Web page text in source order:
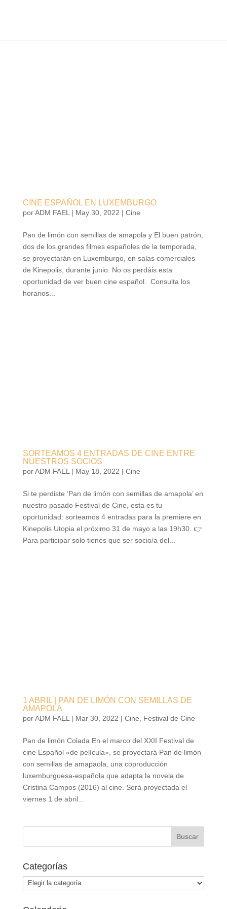
CINE ESPAÑOL EN LUXEMBURGO
porADM FAEL | May 30, 2022 | Cine
Pan de limón con semillas de amapola y El buen patrón,
dos de los grandes filmes españoles de la temporada,
se proyectarán en Luxemburgo, en salas comerciales
de Kinepolis, durante junio. No os perdáis esta
oportunidad de ver buen cine español. Consulta los
horarios...
SORTEAMOS 4 ENTRADAS DE CINE ENTRE
NUESTROS SOCIOS
porADM FAEL | May 18, 2022 | Cine
Si te perdiste ‘Pan de limón con semillas de amapola’ en
nuestro pasado Festival de Cine, esta es tu
oportunidad: sorteamos 4 entradas para la premiere en
Kinepolis Utopia el próximo 31 de mayo a las 19h30. 👉
Para participar solo tienes que ser socio/a del...
1 ABRIL | PAN DE LIMÓN CON SEMILLAS DE
AMAPOLA
porADM FAEL | Mar 30, 2022 | Cine Festival de Cine
Pan de limón Colada En el marco del XXII Festival de
cine Español «de película», se proyectará Pan de limón
con semillas de amapaola, una coproducción
luxemburguesa-española que adapta la novela de
Cristina Campos (2016) al cine. Será proyectada el
viernes 1 de abril...
Categorías
Categorías